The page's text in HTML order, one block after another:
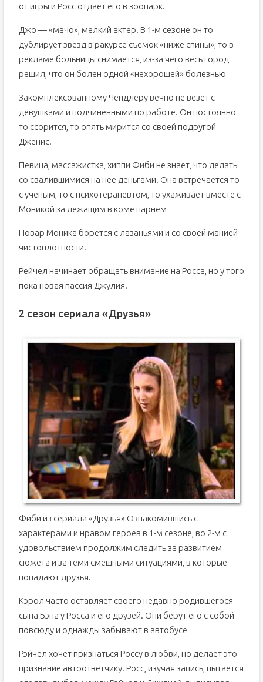
от игры и Росс отдает его в зоопарк.
Джо — «мачо», мелкий актер. В 1-м сезоне он то
дублирует звезд в ракурсе съемок «ниже спины», то в
рекламе больницы снимается, из-за чего весь город
решил, что он болен одной «нехорошей» болезнью
Закомплексованному Чендлеру вечно не везет с
девушками и подчиненными по работе. Он постоянно
то ссорится, то опять мирится со своей подругой
Дженис.
Певица, массажистка, хиппи Фиби не знает, что делать
со свалившимися на нее деньгами. Она встречается то
с ученым, то с психотерапевтом, то ухаживает вместе с
Моникой за лежащим в коме парнем
Повар Моника борется с лазаньями и со своей манией
чистоплотности.
Рейчел начинает обращать внимание на Росса, но у того
пока новая пассия Джулия.
2 сезон сериала «Друзья»
Фиби из сериала «Друзья» Ознакомившись с
характерами и нравом героев в 1-м сезоне, во 2-м с
удовольствием продолжим следить за развитием
сюжета и за теми смешными ситуациями, в которые
попадают друзья.
Кэрол часто оставляет своего недавно родившегося
сына Бэна у Росса и его друзей. Они берут его c собой
повсюду и однажды забывают в автобусе
Рэйчел хочет признаться Россу в любви, но делает это
признание автоответчику. Росс, изучая запись, пытается